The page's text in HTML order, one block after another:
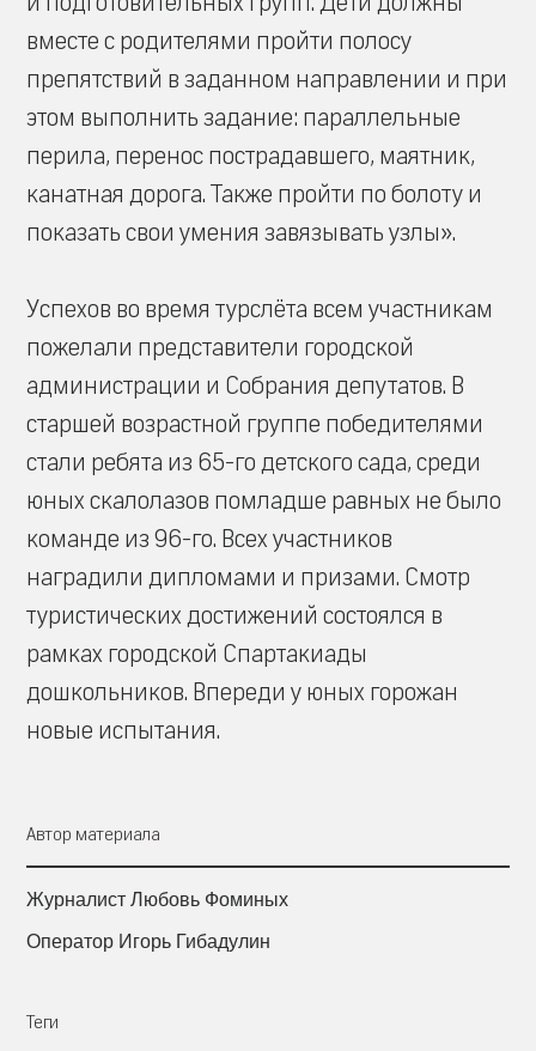
вместе с родителями пройти полосу
препятствий в заданном направлении и при
этом выполнить задание: параллельные
перила, перенос пострадавшего, маятник,
канатная дорога. Также пройти по болоту и
показать свои умения завязывать узлы».
Успехов во время турслёта всем участникам
пожелали представители городской
администрации и Собрания депутатов. В
старшей возрастной группе победителями
стали ребята из 65-го детского сада, среди
юных скалолазов помладше равных не было
команде из 96-го. Всех участников
наградили дипломами и призами. Смотр
туристических достижений состоялся в
рамках городской Спартакиады
дошкольников. Впереди у юных горожан
новые испытания.
Автор материала
Журналист Любовь Фоминых
Оператор Игорь Гибадулин
Теги